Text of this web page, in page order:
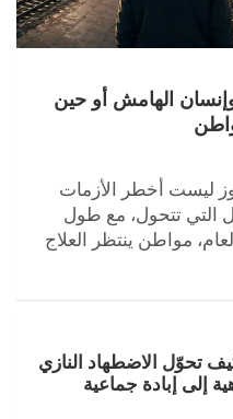
الهامش أو حين
ليست أخطر الأزمات
التي تتحول، مع طول
مواطن ينتظر العلاج
تحوّل الاضطهاد النازي
إلى إبادة جماعية